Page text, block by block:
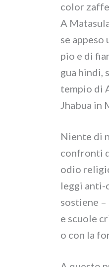
color
A
se appe­so
pio e di
gua hin­di,
tem­pio di
Jhabua in
Niente di
con­fron­ti
odio
leg­gi anti-
sostie­ne
e scuo­le
o con la